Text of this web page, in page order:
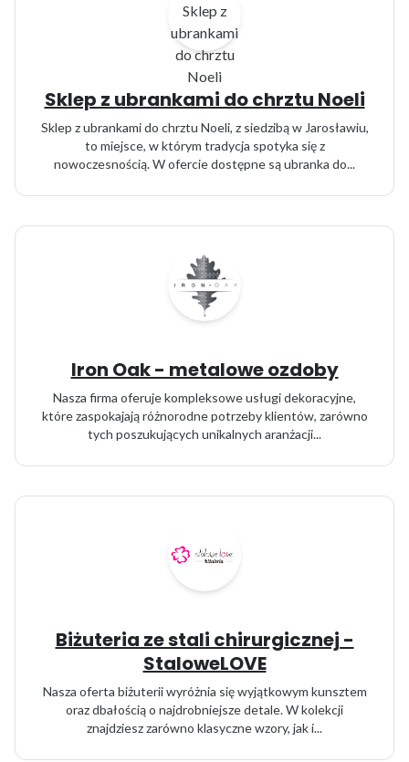
Sklep z ubrankami do chrztu Noeli
Sklep z ubrankami do chrztu Noeli, z siedzibą w Jarosławiu,
to miejsce, w którym tradycja spotyka się z
nowoczesnością. W ofercie dostępne są ubranka do...
Iron Oak - metalowe ozdoby
Nasza firma oferuje kompleksowe usługi dekoracyjne,
które zaspokajają różnorodne potrzeby klientów, zarówno
tych poszukujących unikalnych aranżacji...
Biżuteria ze stali chirurgicznej -
StaloweLOVE
Nasza oferta biżuterii wyróżnia się wyjątkowym kunsztem
oraz dbałością o najdrobniejsze detale. W kolekcji
znajdziesz zarówno klasyczne wzory, jak i...